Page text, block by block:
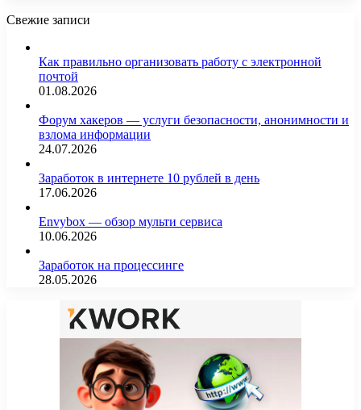
Свежие записи
Как правильно организовать работу с электронной
почтой
01.08.2026
Форум хакеров — услуги безопасности, анонимности и
взлома информации
24.07.2026
Заработок в интернете 10 рублей в день
17.06.2026
Envybox — обзор мульти сервиса
10.06.2026
Заработок на процессинге
28.05.2026